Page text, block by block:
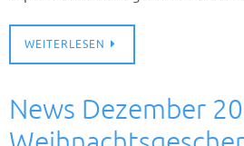
WEITERLESEN
News Dezember